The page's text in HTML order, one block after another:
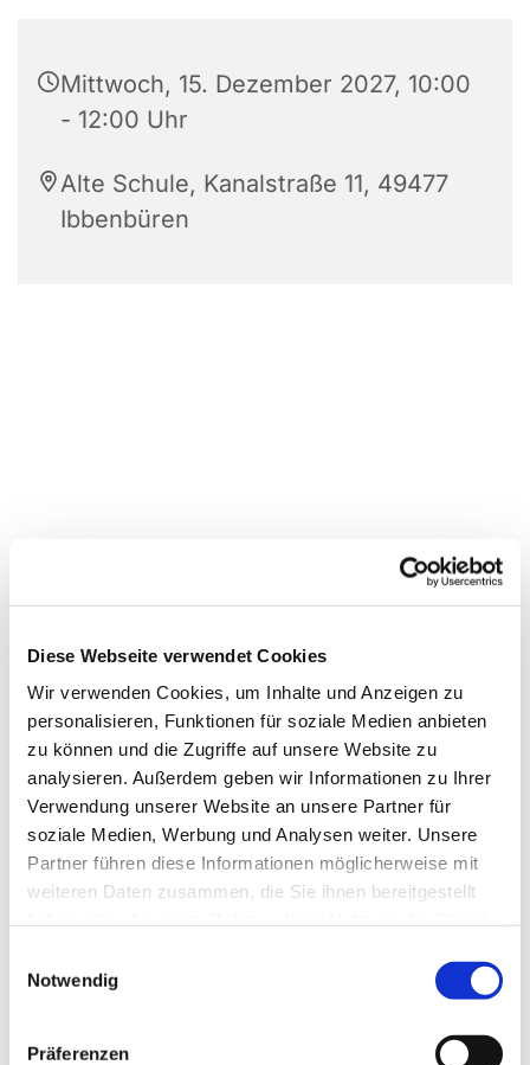
Diese Webseite verwendet Cookies
Wir verwenden Cookies, um Inhalte und Anzeigen zu
personalisieren, Funktionen für soziale Medien anbieten
zu können und die Zugriffe auf unsere Website zu
analysieren. Außerdem geben wir Informationen zu Ihrer
Verwendung unserer Website an unsere Partner für
soziale Medien, Werbung und Analysen weiter. Unsere
Partner führen diese Informationen möglicherweise mit
weiteren Daten zusammen, die Sie ihnen bereitgestellt
Notwendig
Präferenzen
Mittwoch, 15. Dezember 2027, 10:00
- 12:00 Uhr
Alte Schule, Kanalstraße 11, 49477
Ibbenbüren
Dies könnte Sie auch
interessieren